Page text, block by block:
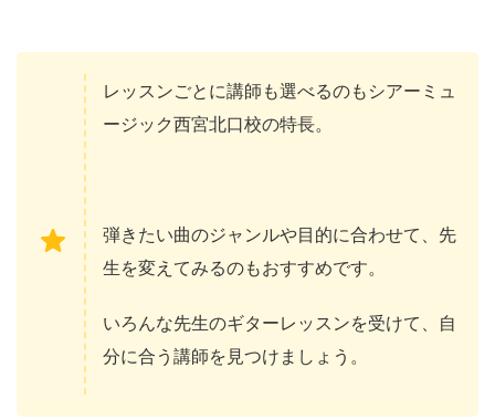
レッスンごとに講師も選べるのもシアーミュ
ージック西宮北口校の特長。
弾きたい曲のジャンルや目的に合わせて、先
生を変えてみるのもおすすめです。
いろんな先生のギターレッスンを受けて、自
分に合う講師を見つけましょう。